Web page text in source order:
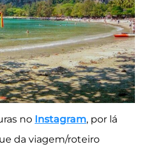
no Instagram, por lá
da viagem/roteiro